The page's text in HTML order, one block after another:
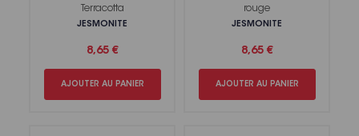
Terracotta
JESMONITE
8,65 €
AJOUTER AU PANIER
rouge
JESMONITE
8,65 €
AJOUTER AU PANIER